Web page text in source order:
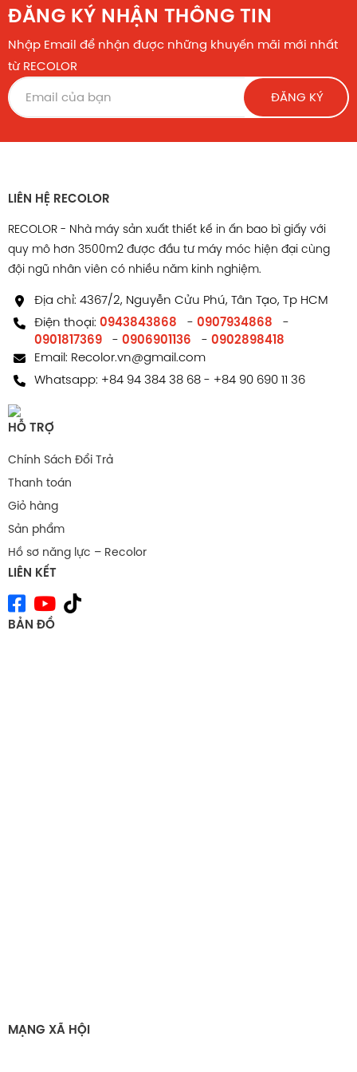
ĐĂNG KÝ NHẬN THÔNG TIN
Nhập Email để nhận được những khuyến mãi mới nhất
từ RECOLOR
ĐĂNG KÝ
LIÊN HỆ RECOLOR
RECOLOR - Nhà máy sản xuất thiết kế in ấn bao bì giấy với
quy mô hơn 3500m2 được đầu tư máy móc hiện đại cùng
đội ngũ nhân viên có nhiều năm kinh nghiệm.
Địa chỉ: 4367/2, Nguyễn Cửu Phú, Tân Tạo, Tp HCM
Điện thoại: 0943843868 - 0907934868
-
0901817369
- 0906901136 - 0902898418
Email: Recolor.vn@gmail.com
Whatsapp: +84 94 384 38 68- +84 90 690 11 36
HỖ TRỢ
Chính Sách Đổi Trả
Thanh toán
Giỏ hàng
Sản phẩm
Hồ sơ năng lực – Recolor
LIÊN KẾT
BẢN ĐỒ
MẠNG XÃ HỘI